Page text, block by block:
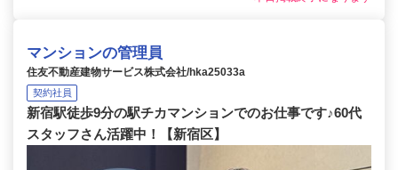
マンションの管理員
住友不動産建物サービス株式会社/hka25033a
契約社員
新宿駅徒歩9分の駅チカマンションでのお仕事です♪60代
スタッフさん活躍中！【新宿区】